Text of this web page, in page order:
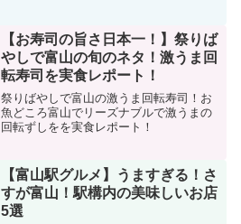
【お寿司の旨さ日本一！】祭りば
やしで富山の旬のネタ！激うま回
転寿司を実食レポート！
祭りばやしで富山の激うま回転寿司！お
魚どころ富山でリーズナブルで激うまの
回転ずしをを実食レポート！
【富山駅グルメ】うますぎる！さ
すが富山！駅構内の美味しいお店
5選